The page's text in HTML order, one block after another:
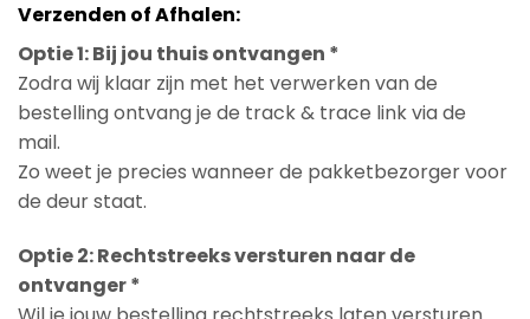
Verzenden of Afhalen:
Optie 1: Bij jou thuis ontvangen *
Zodra wij klaar zijn met het verwerken van de
bestelling ontvang je de track & trace link via de
mail.
Zo weet je precies wanneer de pakketbezorger voor
de deur staat.
Optie 2: Rechtstreeks versturen naar de
ontvanger *